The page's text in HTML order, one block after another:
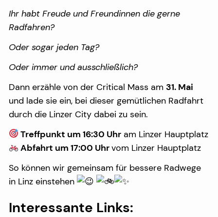
Ihr habt Freude und Freundinnen die gerne
Radfahren?
Oder sogar jeden Tag?
Oder immer und ausschließlich?
Dann erzähle von der Critical Mass am 31. Mai
und lade sie ein, bei dieser gemütlichen Radfahrt
durch die Linzer City dabei zu sein.
Treffpunkt um 16:30 Uhr am Linzer Hauptplatz
Abfahrt um 17:00 Uhrvom Linzer Hauptplatz
So können wir gemeinsam für bessere Radwege
in Linz einstehen
Interessante Links: